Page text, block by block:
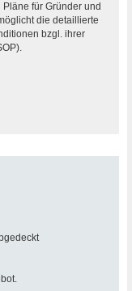
für Gründer und
die detaillierte
bzgl. ihrer